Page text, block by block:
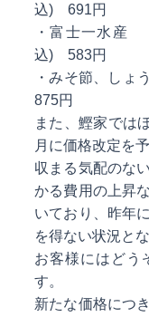
込) 691円
・富士一水
込) 583円
・みそ節、し
875円
また、鰹家では
月に価格改定を
収まる気配のな
かる費用の上昇
いており、昨年
を得ない状況と
お客様にはどう
す。
新たな価格につ